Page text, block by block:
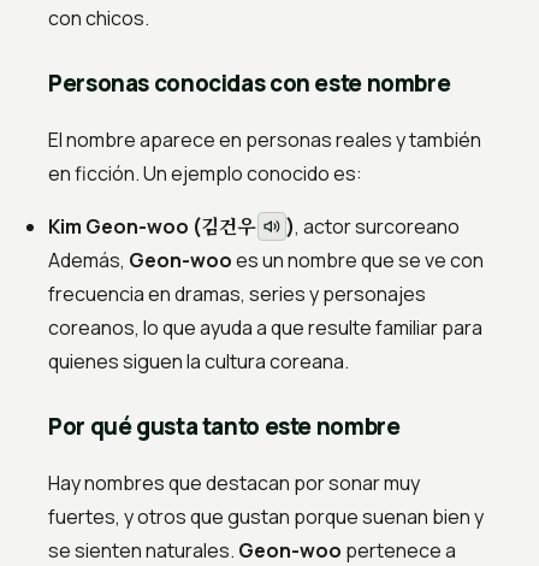
con chicos.
Personas conocidas con este nombre
El nombre aparece en personas reales y también
en ficción. Un ejemplo conocido es:
Kim Geon-woo (김건우 ), actor surcoreano
Además, Geon-wooes un nombre que se ve con
frecuencia en dramas, series y personajes
coreanos, lo que ayuda a que resulte familiar para
quienes siguen la cultura coreana.
Por qué gusta tanto este nombre
Hay nombres que destacan por sonar muy
fuertes, y otros que gustan porque suenan bien y
se sienten naturales. Geon-woo pertenece a